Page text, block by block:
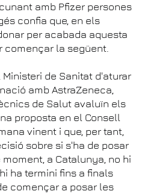
amb Pfizer persones
confia que, en els
per acabada aquesta
començar la següent.
de Sanitat d'aturar
amb AstraZeneca,
de Salut avaluïn els
proposta en el Consell
vinent i que, per tant,
sobre si s'ha de posar
a Catalunya, no hi
ha termini fins a finals
començar a posar les